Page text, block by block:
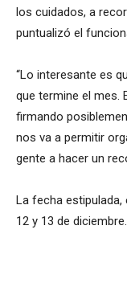
los cuidados, a
puntualizó el
“Lo interesante es
que termine el mes.
firmando
nos va a permitir
gente a hacer un
La fecha estipulada,
12 y 13 de diciembre.